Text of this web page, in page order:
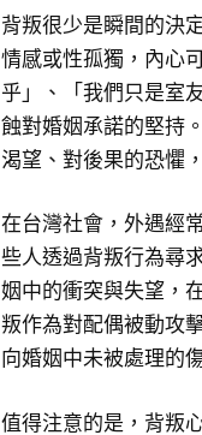
背叛很少是瞬間的決
情感或性孤獨，內心
乎」、「我們只是室
蝕對婚姻承諾的堅持
渴望、對後果的恐懼
在台灣社會，外遇經
些人透過背叛行為尋
姻中的衝突與失望，
叛作為對配偶被動攻
向婚姻中未被處理的
值得注意的是，背叛